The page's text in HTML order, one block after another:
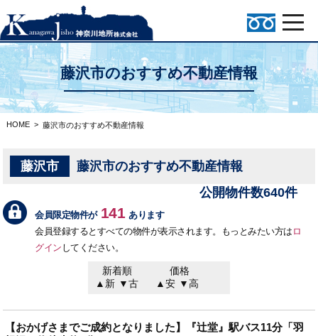
藤沢市のおすすめ不動産情報
HOME>藤沢市のおすすめ不動産情報
藤沢市
藤沢市のおすすめ不動産情報
公開物件数640件
会員限定物件が 141 あります
会員登録するとすべての物件が表示されます。もっとみたい方は ロ
グイン してください。
新着順
▲新 ▼古
価格
▲安 ▼高
【おかげさまでご成約となりました】『辻堂』駅バス11分「羽